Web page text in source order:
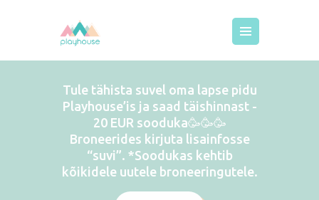
MEIST
KODUKORD
HINNAD
BRONEERIMINE
GALERII
Tule tähista suvel oma lapse pidu
Playhouse’is ja saad täishinnast -
20 EUR sooduka🥳🥳🥳
Broneerides kirjuta lisainfosse
“suvi”. *Soodukas kehtib
kõikidele uutele broneeringutele.